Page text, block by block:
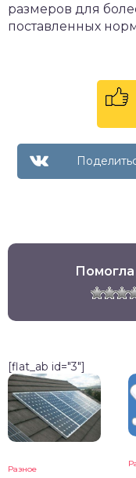
размеров для
поставленных
[flat_ab id="3"]
Разное